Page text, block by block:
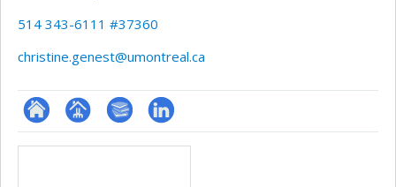
514 343-6111 #37360
christine.genest@umontreal.ca
ResearchGate
Page Bibliographie
LinkedIn
Media